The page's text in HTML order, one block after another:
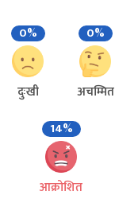
0%
दुःखी
0%
अचम्मित
14%
आक्रोशित